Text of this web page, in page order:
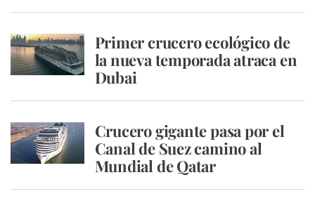
Primer crucero ecológico de
la nueva temporada atraca en
Dubai
Crucero gigante pasa por el
Canal de Suez camino al
Mundial de Qatar